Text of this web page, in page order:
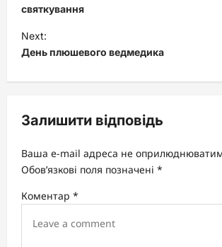
s
t
n
a
i
a
i
святкування
Next:
День плюшевого ведмедика
Залишити відповідь
Ваша e-mail адреса не
Обов’язкові поля позначені *
Коментар *